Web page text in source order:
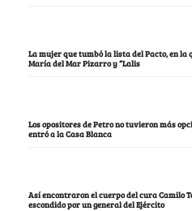
La mujer que tumbó la lista del Pacto, en la
María del Mar Pizarro y “Lalis
Los opositores de Petro no tuvieron más
entró a la Casa Blanca
Así encontraron el cuerpo del cura Camilo
escondido por un general del Ejército